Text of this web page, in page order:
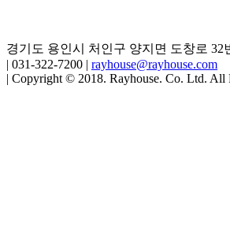
경기도 용인시 처인구 양지면 도창로 32
| 031-322-7200 | rayhouse@rayhouse.com
| Copyright © 2018. Rayhouse. Co. Ltd. All